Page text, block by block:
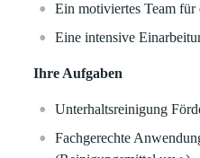
Ein motiviertes Team für
Eine intensive
Ihre Aufgaben
Unterhaltsreinigung
Fachgerechte